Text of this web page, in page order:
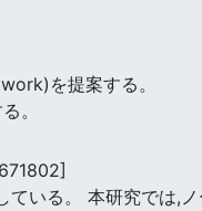
を提案する。
。
ている。 本研究では,ノ